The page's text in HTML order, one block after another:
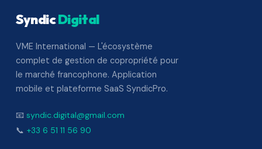
SyndicDigital
VME International — L'écosystème
complet de gestion de copropriété pour
le marché francophone. Application
mobile et plateforme SaaS SyndicPro.
📧 syndic.digital@gmail.com
📞 +33 6 51 11 56 90